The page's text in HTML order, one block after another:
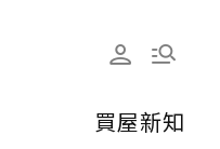
買屋新知